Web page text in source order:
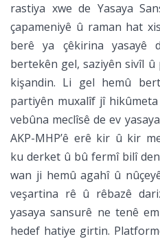
rastiya xwe de Yasaya
çapameniyê û raman hat
berê ya çêkirina
bertekên gel, saziyên sivîl
kişandin. Li gel hemû
partiyên muxalîf jî
vebûna meclîsê de ev
AKP-MHP’ê erê kir û kir
ku derket û bû fermî bilî
wan ji hemû agahî û
veşartina rê û rêbazê
yasaya sansurê ne tenê
hedef hatiye girtin.